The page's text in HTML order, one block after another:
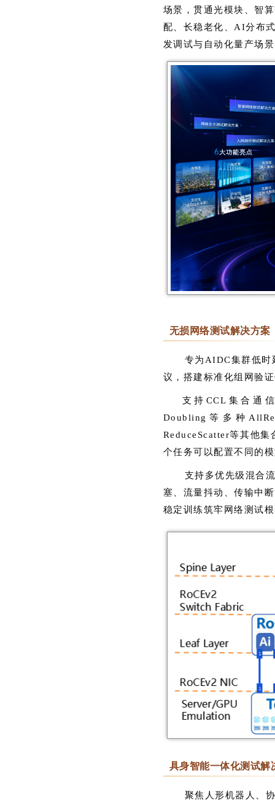
场景，贯通光模块、智
配、长稳老化、AI分布
发调试与自动化量产场
无损网络测试解决方案
专为AIDC集群低时
议，搭建标准化组网验
支持CCL集合通
Doubling等多种
ReduceScatter等其他
个任务可以配置不同的
支持多优先级混合
塞、流量抖动、传输中
稳定训练筑牢网络测试
具身智能一体化测试解
聚焦人形机器人、